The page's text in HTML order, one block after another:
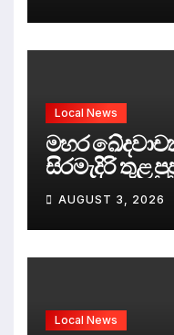
Local News
මහර
සිරමැදිරි තුළ
පලිගැනීමේ
AUGUST 3, 2026
Local News